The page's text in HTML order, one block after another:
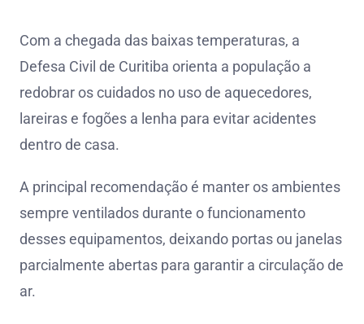
Com a chegada das baixas temperaturas, a
Defesa Civil de Curitiba orienta a população a
redobrar os cuidados no uso de aquecedores,
lareiras e fogões a lenha para evitar acidentes
dentro de casa.
A principal recomendação é manter os ambientes
sempre ventilados durante o funcionamento
desses equipamentos, deixando portas ou janelas
parcialmente abertas para garantir a circulação de
ar.